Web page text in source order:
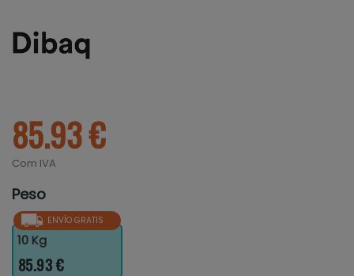
85.93 €
Com IVA
Peso
ENVÍO GRATIS
10 Kg
85.93 €